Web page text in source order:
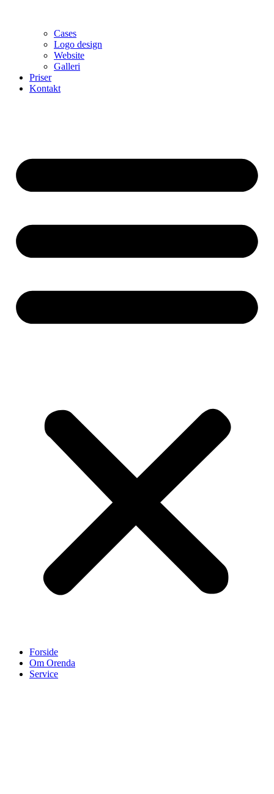
Cases
Logo design
Website
Galleri
Priser
Kontakt
Forside
Om Orenda
Service